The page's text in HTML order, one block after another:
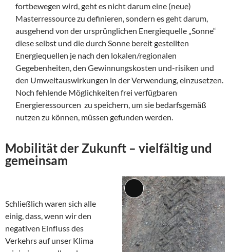
fortbewegen wird, geht es nicht darum eine (neue)
Masterressource zu definieren, sondern es geht darum,
ausgehend von der ursprünglichen Energiequelle „Sonne“
diese selbst und die durch Sonne bereit gestellten
Energiequellen je nach den lokalen/regionalen
Gegebenheiten, den Gewinnungskosten und-risiken und
den Umweltauswirkungen in der Verwendung, einzusetzen.
Noch fehlende Möglichkeiten frei verfügbaren
Energieressourcen zu speichern, um sie bedarfsgemäß
nutzen zu können, müssen gefunden werden.
Mobilität der Zukunft – vielfältig und
gemeinsam
Lange
Beschreibung
Schließlich waren sich alle
einig, dass, wenn wir den
negativen Einfluss des
Verkehrs auf unser Klima